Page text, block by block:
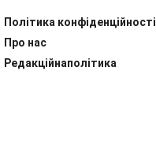
Політика конфіденційності
Про нас
Редакційнаполітика